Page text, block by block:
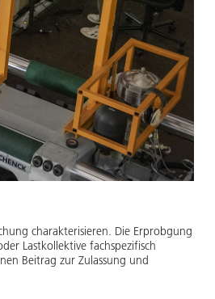
charakterisieren. Die Erprobgung
Lastkollektive fachspezifisch
Beitrag zur Zulassung und